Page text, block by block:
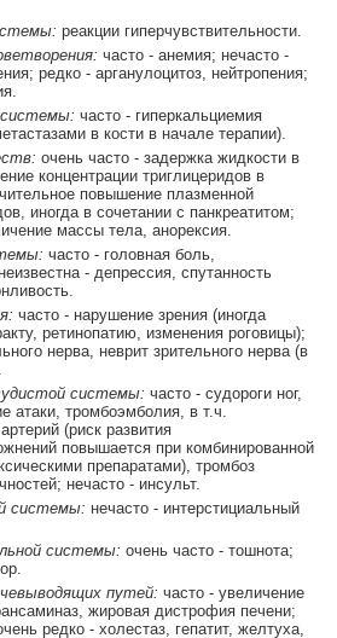
реакции гиперчувствительности.
часто - анемия; нечасто -
редко - арганулоцитоз, нейтропения;
системы: часто - гиперкальциемия
в кости в начале терапии).
очень часто - задержка жидкости в
концентрации триглицеридов в
повышение плазменной
иногда в сочетании с панкреатитом;
массы тела, анорексия.
часто - головная боль,
- депрессия, спутанность
часто - нарушение зрения (иногда
ретинопатию, изменения роговицы);
нерва, неврит зрительного нерва (в
системы: часто - судороги ног,
атаки, тромбоэмболия, в т.ч.
(риск развития
повышается при комбинированной
препаратами), тромбоз
нечасто - инсульт.
системы: нечасто - интерстициальный
системы: очень часто - тошнота;
путей: часто - увеличение
жировая дистрофия печени;
редко - холестаз, гепатит, желтуха,